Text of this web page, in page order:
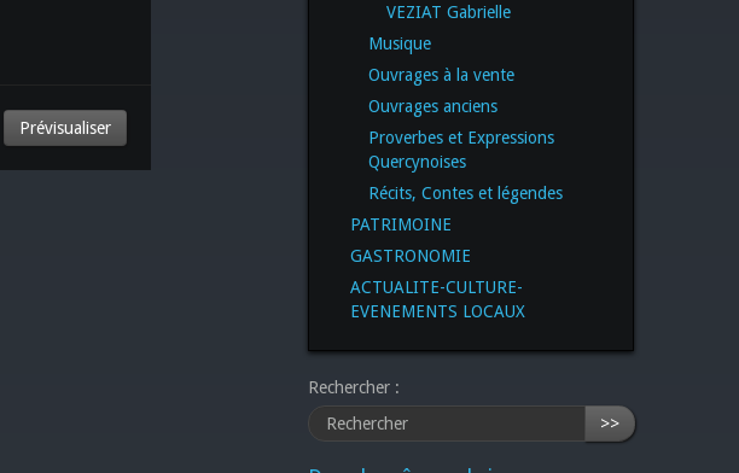
VEZIAT Gabrielle
Musique
Ouvrages à la vente
Ouvrages anciens
Proverbes et Expressions
Quercynoises
Récits, Contes et légendes
PATRIMOINE
GASTRONOMIE
ACTUALITE-CULTURE-
EVENEMENTS LOCAUX
Rechercher :
>>